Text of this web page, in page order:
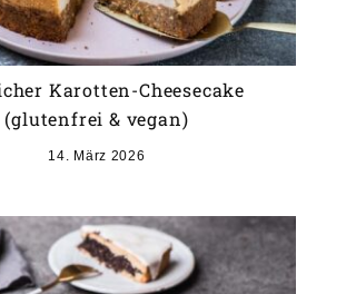
Karotten-Cheesecake
(glutenfrei & vegan)
14. März 2026